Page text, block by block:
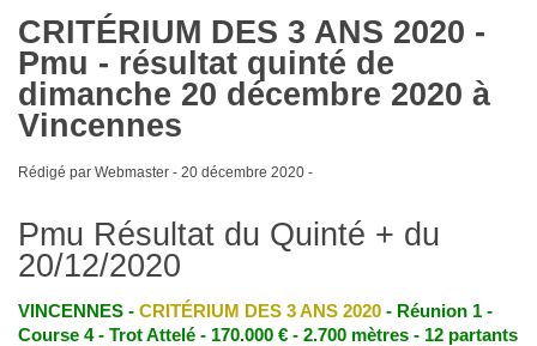
CRITÉRIUM DES 3 ANS 2020 -
Pmu - résultat quinté de
dimanche 20 décembre 2020 à
Vincennes
Rédigé par Webmaster - 20 décembre 2020-
Pmu Résultat du Quinté + du
20/12/2020
VINCENNES - CRITÉRIUM DES 3 ANS 2020- Réunion 1 -
Course 4 - Trot Attelé - 170.000 € - 2.700 mètres - 12 partants